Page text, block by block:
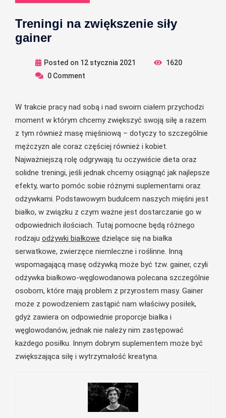
Treningi na zwiększenie siły
gainer
Posted on 12 stycznia 2021
1620
0 Comment
W trakcie pracy nad sobą i nad swoim ciałem przychodzi
moment w którym chcemy zwiększyć swoją siłę a razem
z tym również masę mięśniową – dotyczy to szczególnie
mężczyzn ale coraz częściej również i kobiet.
Najważniejszą rolę odgrywają tu oczywiście dieta oraz
solidne treningi, jeśli jednak chcemy osiągnąć jak najlepsze
efekty, warto pomóc sobie różnymi suplementami oraz
odżywkami. Podstawowym budulcem naszych mięśni jest
białko, w związku z czym ważne jest dostarczanie go w
odpowiednich ilościach. Tutaj pomocne będą różnego
rodzaju odżywki białkowe dzielące się na białka
serwatkowe, zwierzęce niemleczne i roślinne. Inną
wspomagającą masę odżywką może być tzw. gainer, czyli
odżywka białkowo-węglowodanowa polecana szczególnie
osobom, które mają problem z przyrostem masy. Gainer
może z powodzeniem zastąpić nam właściwy posiłek,
gdyż zawiera on odpowiednie proporcje białka i
węglowodanów, jednak nie należy nim zastępować
każdego posiłku. Innym dobrym suplementem może być
zwiększająca siłę i wytrzymałość kreatyna.